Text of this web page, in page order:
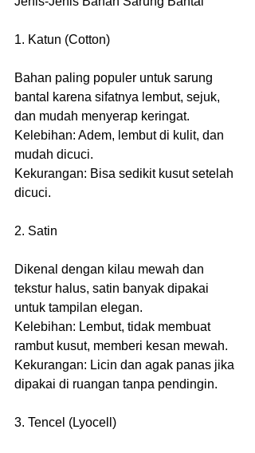
1. Katun (Cotton)
Bahan paling populer untuk sarung
bantal karena sifatnya lembut, sejuk,
dan mudah menyerap keringat.
Kelebihan: Adem, lembut di kulit, dan
mudah dicuci.
Kekurangan: Bisa sedikit kusut setelah
dicuci.
2. Satin
Dikenal dengan kilau mewah dan
tekstur halus, satin banyak dipakai
untuk tampilan elegan.
Kelebihan: Lembut, tidak membuat
rambut kusut, memberi kesan mewah.
Kekurangan: Licin dan agak panas jika
dipakai di ruangan tanpa pendingin.
3. Tencel (Lyocell)